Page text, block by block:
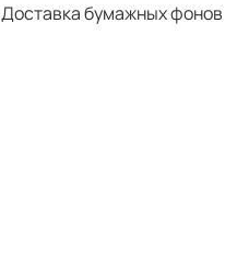
Доставка бумажных фонов